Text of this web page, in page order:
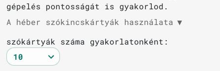
gépelés pontosságát is gyakorlod.
A héber szókincskártyák használata ▼
szókártyák száma gyakorlatonként: